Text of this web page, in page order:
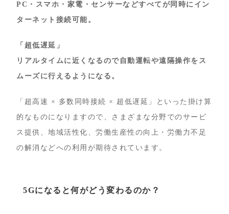
PC・スマホ・家電・センサーなどすべてが同時にイン
ターネット接続可能。
「超低遅延」
リアルタイムに近くなるので自動運転や遠隔操作をス
ムーズに行えるようになる。
「超高速 × 多数同時接続 × 超低遅延」といった掛け算
的なものになりますので、さまざまな分野でのサービ
ス提供、地域活性化、労働生産性の向上・労働力不足
の解消などへの利用が期待されています。
5Gになると何がどう変わるのか？